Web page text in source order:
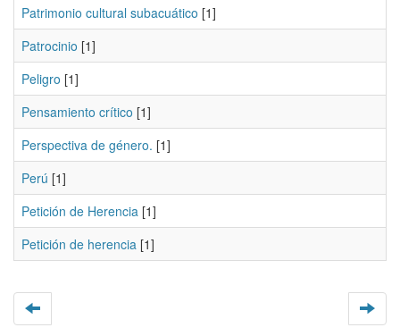
Patrimonio cultural subacuático [1]
Patrocinio [1]
Peligro [1]
Pensamiento crítico [1]
Perspectiva de género. [1]
Perú [1]
Petición de Herencia [1]
Petición de herencia [1]